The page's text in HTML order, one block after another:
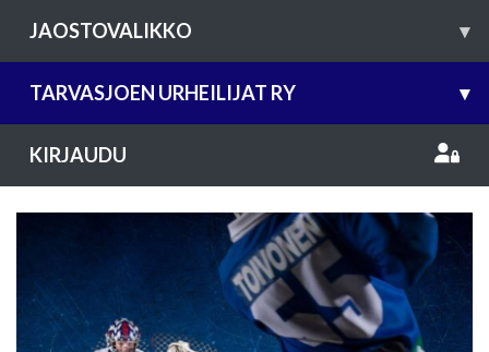
JAOSTOVALIKKO ▾
TARVASJOEN URHEILIJAT RY ▾
KIRJAUDU